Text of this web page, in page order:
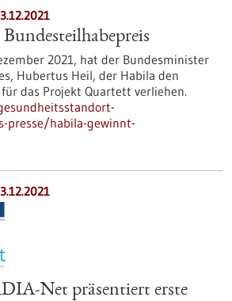
2021, hat der Bundesminister
Hubertus Heil, der Habila den
das Projekt Quartett verliehen.
presse/habila-gewinnt-
Net präsentiert erste